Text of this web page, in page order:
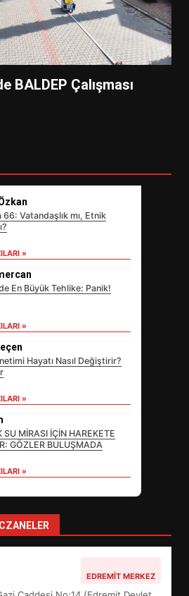
BALDEP Çalışması
66: Vatandaşlık mı, Etnik
»
En Büyük Tehlike: Panik!
»
Hayatı Nasıl Değiştirir?
»
SU MİRASI İÇİN HAREKETE
GÖZLER BULUŞMADA
»
EDREMIT MERKEZ
NE
MÜZELERİNDE SÜRE
NE DEĞİŞTİ?